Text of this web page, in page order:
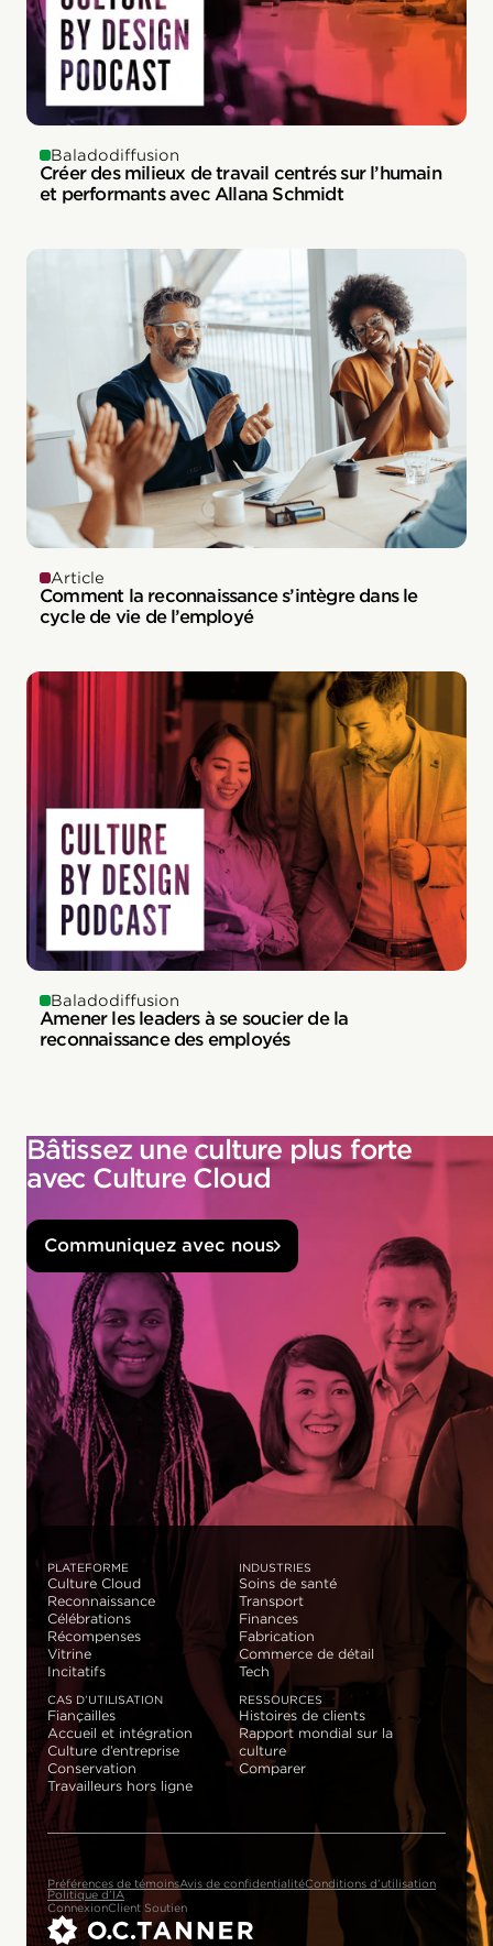
Baladodiffusion
Créer des milieux de travail centrés sur l’humain
et performants avec Allana Schmidt
Article
Comment la reconnaissance s’intègre dans le
cycle de vie de l’employé
Baladodiffusion
Amener les leaders à se soucier de la
reconnaissance des employés
Bâtissez une culture plus forte
avec Culture Cloud
Communiquez avec nous
PLATEFORME
Culture Cloud
Reconnaissance
Célébrations
Récompenses
Vitrine
Incitatifs
INDUSTRIES
Soins de santé
Transport
Finances
Fabrication
Commerce de détail
Tech
CAS D’UTILISATION
Fiançailles
Accueil et intégration
Culture d’entreprise
Conservation
Travailleurs hors ligne
RESSOURCES
Histoires de clients
Rapport mondial sur la
culture
Comparer
Préférences de témoinsAvis de confidentialitéConditions d’utilisation
Politique d’IA
ConnexionClient Soutien